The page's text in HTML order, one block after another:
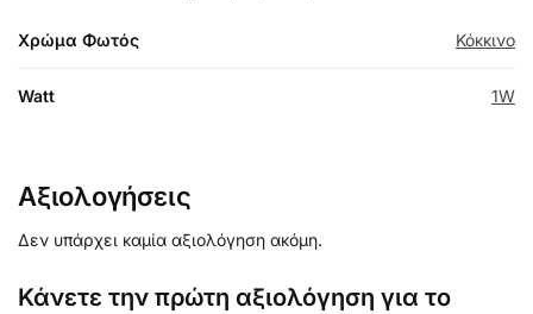
Χρώμα Φωτός Κόκκινο
Watt 1W
Αξιολογήσεις
Δεν υπάρχει καμία αξιολόγηση ακόμη.
Κάνετε την πρώτη αξιολόγηση για το